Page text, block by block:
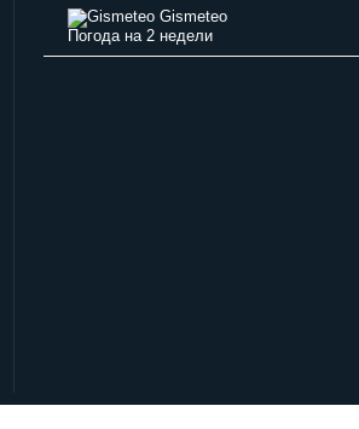
Gismeteo
Погода на 2 недели